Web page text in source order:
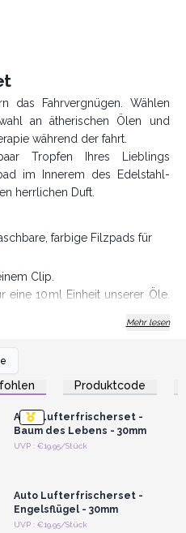
das Fahrvergnügen. Wählen
an ätherischen Ölen und
während der fahrt.
Tropfen Ihres Lieblings
im Innerem des Edelstahl-
herrlichen Duft.
farbige Filzpads für
Clip.
eine 10ml Einheit unserer Öle.
seit 1995
Mehr lesen
Produktcode
Registrieren für
Großhandelspreise
Auto Lufterfrischerset -
Baum des Lebens - 30mm
UVP : €19.95/StückAnmelden oder
Auto Lufterfrischerset -
Engelsflügel - 30mm
UVP : €19.95/StückAnmelden oder